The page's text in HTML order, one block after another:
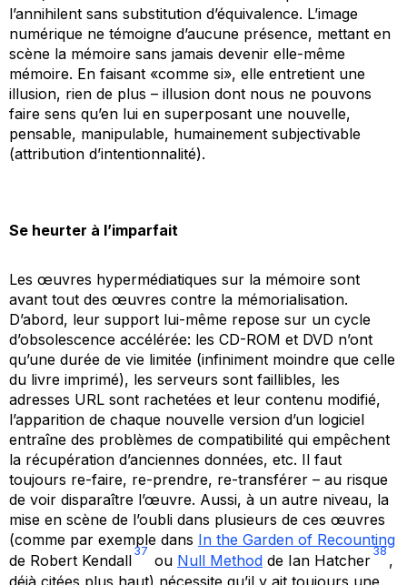
l’annihilent sans substitution d’équivalence. L’image
numérique ne témoigne d’aucune présence, mettant en
scène la mémoire sans jamais devenir elle-même
mémoire. En faisant «comme si», elle entretient une
illusion, rien de plus – illusion dont nous ne pouvons
faire sens qu’en lui en superposant une nouvelle,
pensable, manipulable, humainement subjectivable
(attribution d’intentionnalité).
Se heurter à l’imparfait
Les œuvres hypermédiatiques sur la mémoire sont
avant tout des œuvres contre la mémorialisation.
D’abord, leur support lui-même repose sur un cycle
d’obsolescence accélérée: les CD-ROM et DVD n’ont
qu’une durée de vie limitée (infiniment moindre que celle
du livre imprimé), les serveurs sont faillibles, les
adresses URL sont rachetées et leur contenu modifié,
l’apparition de chaque nouvelle version d’un logiciel
entraîne des problèmes de compatibilité qui empêchent
la récupération d’anciennes données, etc. Il faut
toujours re-faire, re-prendre, re-transférer – au risque
de voir disparaître l’œuvre. Aussi, à un autre niveau, la
mise en scène de l’oubli dans plusieurs de ces œuvres
(comme par exemple dans In the Garden of Recounting
de Robert Kendall
37
ou Null Method de Ian Hatcher
38
,
déjà citées plus haut) nécessite qu’il y ait toujours une